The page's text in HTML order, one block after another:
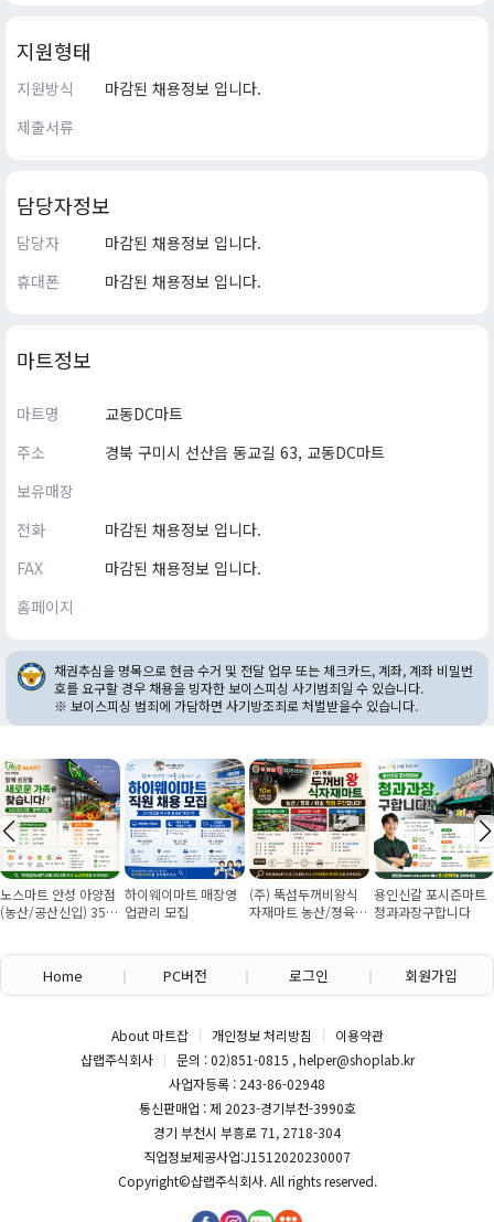
지원형태
지원방식
마감된 채용정보 입니다.
제출서류
담당자정보
담당자
마감된 채용정보 입니다.
휴대폰
마감된 채용정보 입니다.
마트정보
마트명
교동DC마트
주소
경북 구미시 선산읍 동교길 63, 교동DC마트
보유매장
전화
마감된 채용정보 입니다.
FAX
마감된 채용정보 입니다.
홈페이지
채권추심을 명목으로 현금 수거 및 전달 업무 또는 체크카드, 계좌, 계좌 비밀번
호를 요구할 경우 채용을 빙자한 보이스피싱 사기범죄일 수 있습니다.
※ 보이스피싱 범죄에 가담하면 사기방조죄로 처벌받을수 있습니다.
노스마트 안성 아양점
(농산/공산신입) 355
하이웨이마트 매장영
업관리 모집
(주) 뚝섬두꺼비왕식
자재마트 농산/졍육/
용인신갈 포시즌마트
청과과장구합니다
Home PC버전 로그인 회원가입
About 마트잡 개인정보 처리방침
이용약관
샵랩주식회사
문의 : 02)851-0815 , helper@shoplab.kr
사업자등록 : 243-86-02948
통신판매업 : 제 2023-경기부천-3990호
경기 부천시 부흥로 71, 2718-304
직업정보제공사업:J1512020230007
Copyright©샵랩주식회사. All rights reserved.